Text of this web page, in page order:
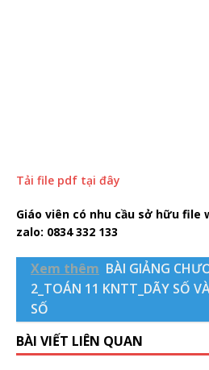
Tải file pdf tại đây
Giáo viên có nhu cầu sở hữu file
zalo: 0834 332 133
Xem thêm BÀI GIẢNG
2_TOÁN 11 KNTT_DÃY SỐ
SỐ
BÀI VIẾT LIÊN QUAN